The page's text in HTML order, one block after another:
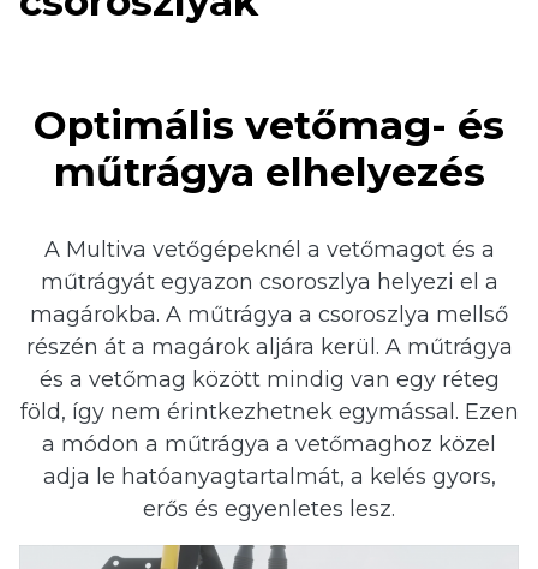
submenu
submenu
submenu
Optimális vetőmag- és
műtrágya elhelyezés
A Multiva vetőgépeknél a vetőmagot és a
műtrágyát egyazon csoroszlya helyezi el a
magárokba. A mű­trágya a csoroszlya mellső
részén át a magárok aljára kerül. A műtrágya
és a vetőmag között mindig van egy réteg
föld, így nem érintkezhetnek egymással. Ezen
a módon a műtrágya a vetőmaghoz közel
adja le hatóanyagtartalmát, a kelés gyors,
erős és egyenletes lesz.